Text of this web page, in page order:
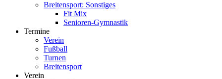
Breitensport: Sonstiges
Fit Mix
Senioren-Gymnastik
Termine
Verein
Fußball
Turnen
Breitensport
Verein